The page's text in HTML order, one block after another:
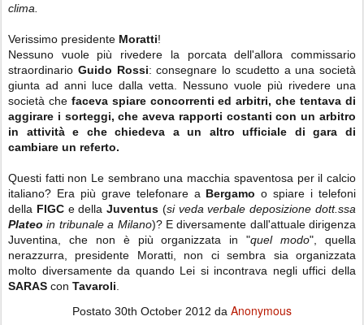
clima.
Verissimo presidente Moratti!
Nessuno
vuole più rivedere la porcata dell'allora commissario
straordinario Guido Rossi: consegnare lo scudetto a una società
giunta ad anni luce dalla vetta. Nessuno vuole più rivedere una
società che faceva spiare concorrenti ed arbitri, che tentava di
aggirare i sorteggi, che aveva rapporti costanti con un arbitro
in attività e che chiedeva a un altro ufficiale di gara di
cambiare un referto.
Questi fatti non Le sembrano una macchia spaventosa per il calcio
italiano? Era più grave telefonare a Bergamo o spiare i telefoni
della FIGCe dellaJuventus (si veda verbale deposizione dott.ssa
Plateo in tribunale a Milano)? E diversamente dall'attuale dirigenza
Juventina, che non è più organizzata in "quel modo", quella
nerazzurra, presidente Moratti, non ci sembra sia organizzata
molto diversamente da quando Lei si incontrava negli uffici della
SARAS con Tavaroli
Postato 30th October 2012 da Anonymous